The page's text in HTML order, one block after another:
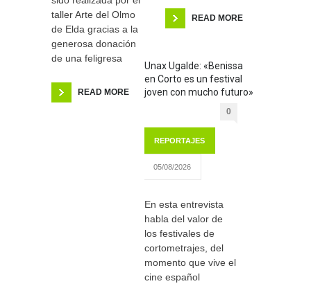
taller Arte del Olmo
de Elda gracias a la
generosa donación
de una feligresa
READ MORE
READ MORE
Unax Ugalde: «Benissa
en Corto es un festival
joven con mucho futuro»
0
REPORTAJES
05/08/2026
En esta entrevista
habla del valor de
los festivales de
cortometrajes, del
momento que vive el
cine español